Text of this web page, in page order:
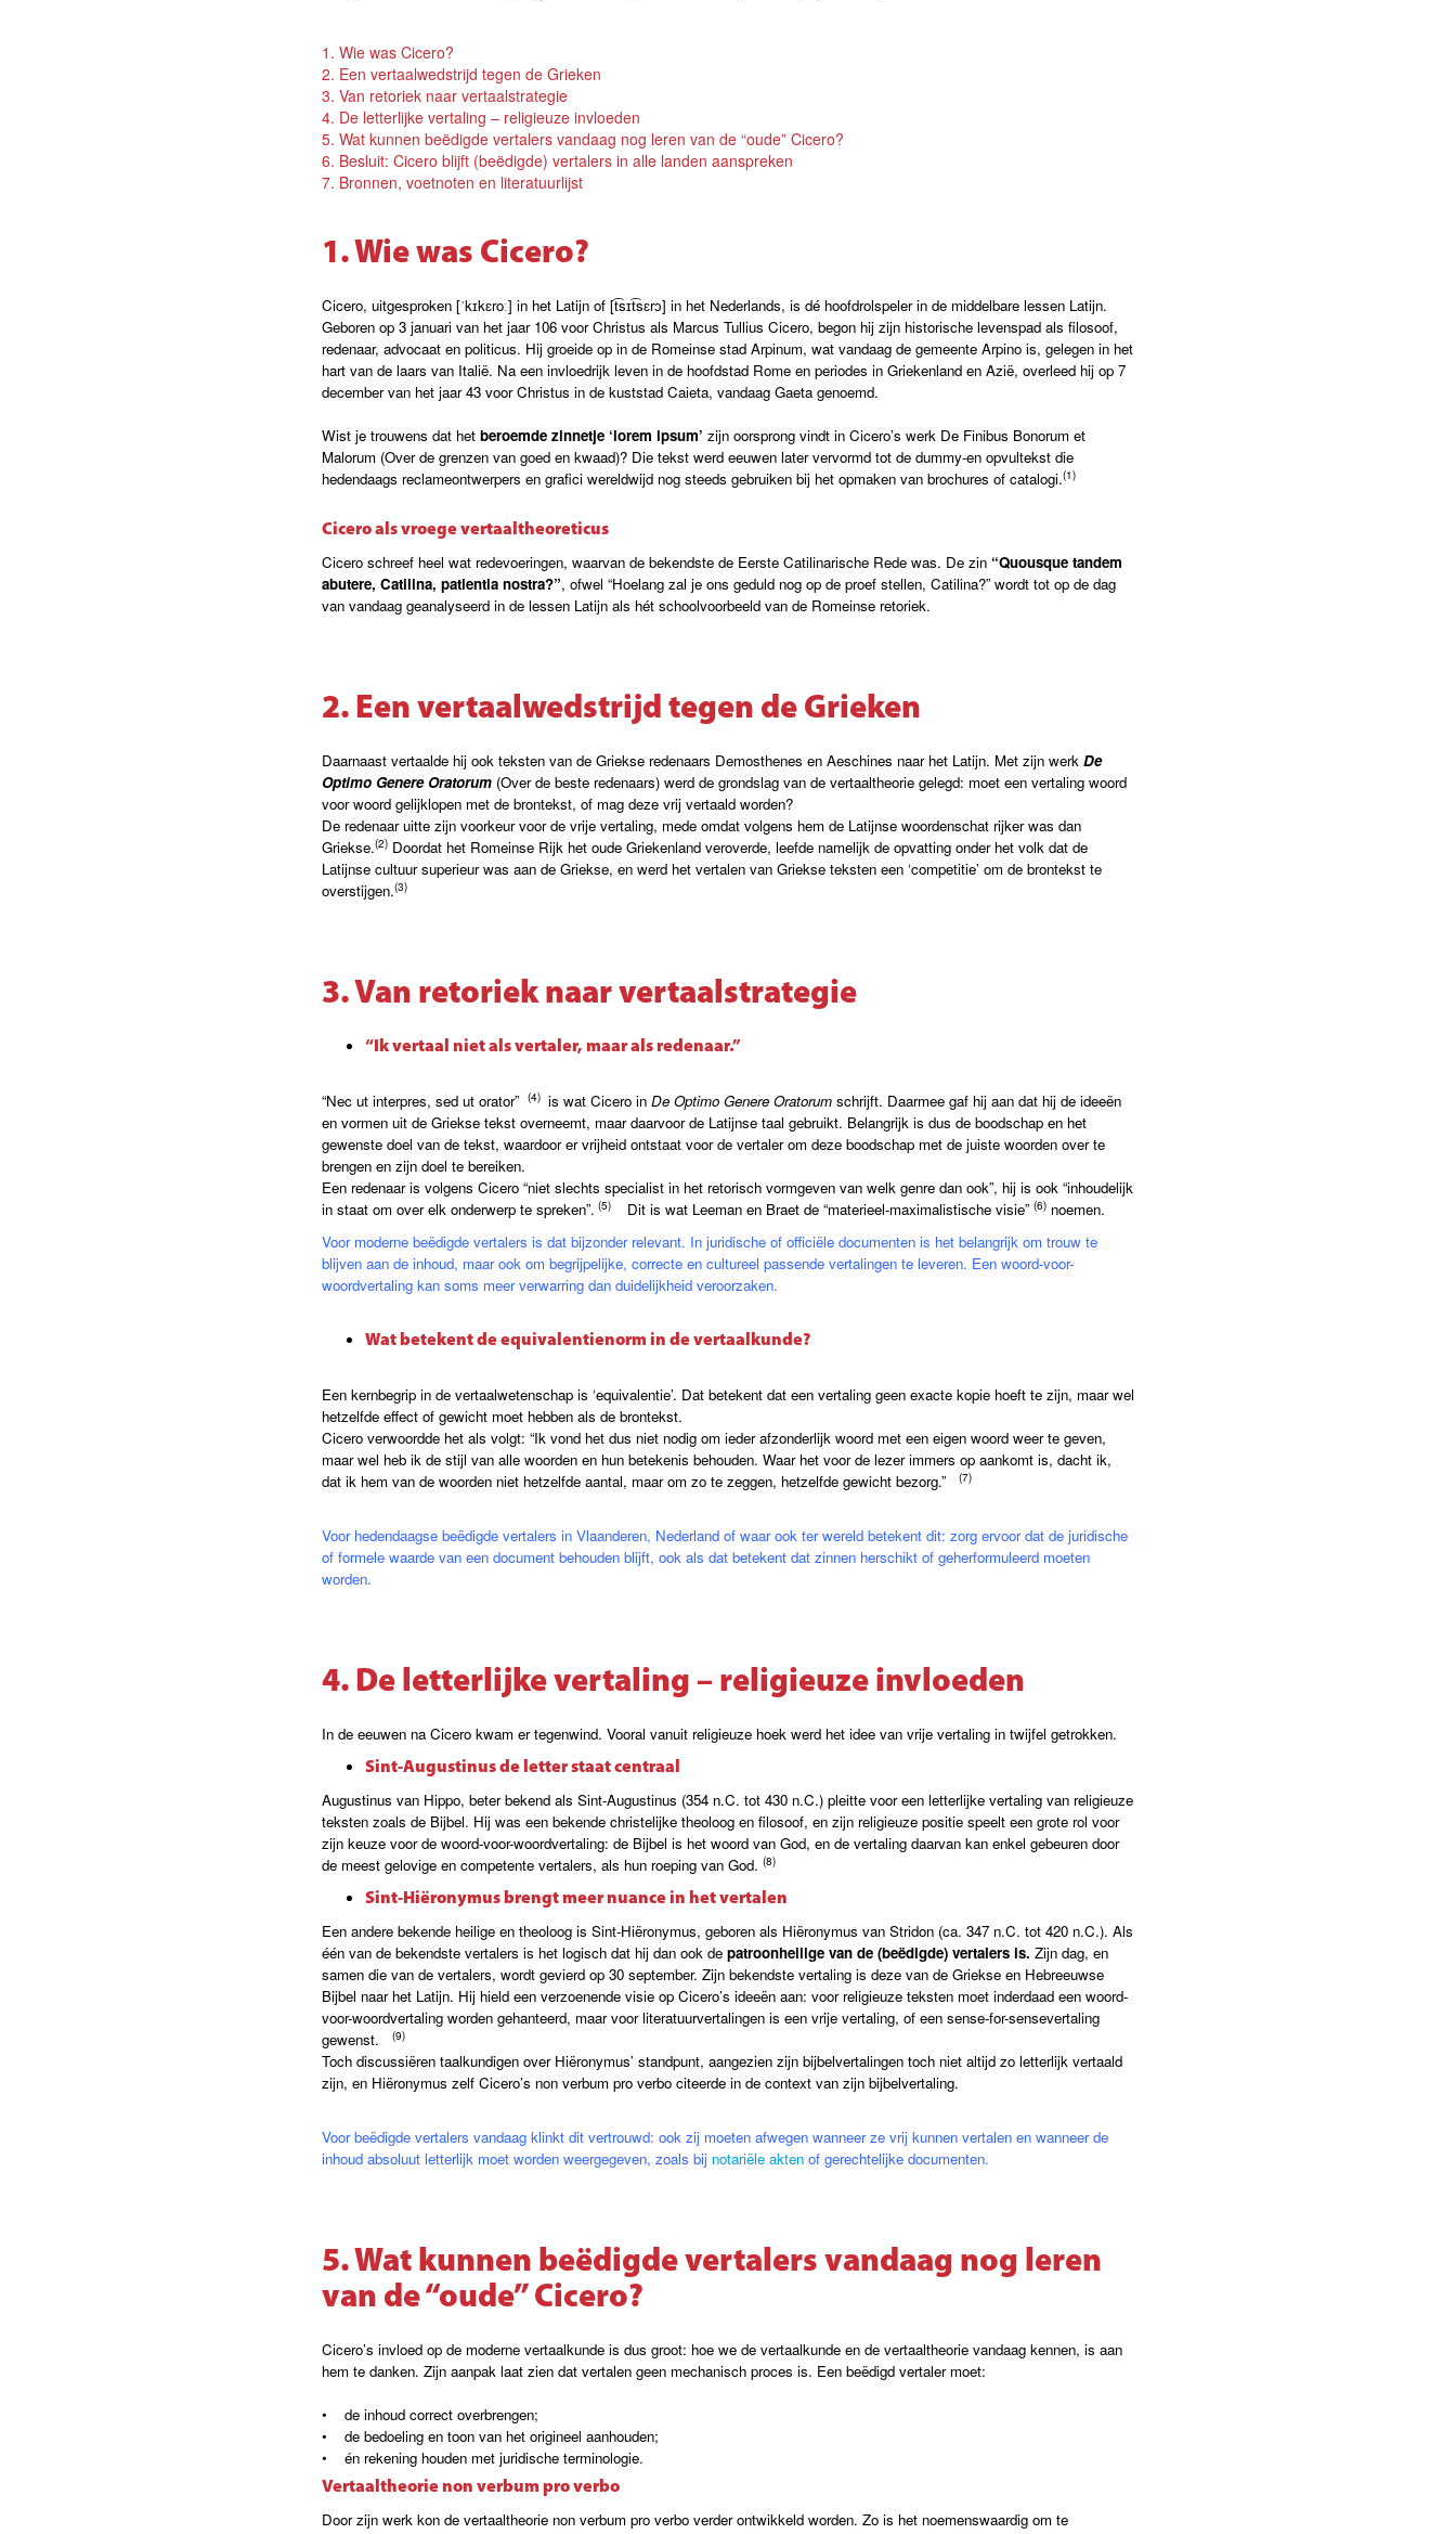
1. Wie was Cicero?
2. Een vertaalwedstrijd tegen de Grieken
3. Van retoriek naar vertaalstrategie
4. De letterlijke vertaling – religieuze invloeden
5. Wat kunnen beëdigde vertalers vandaag nog leren van de “oude” Cicero?
6. Besluit: Cicero blijft (beëdigde) vertalers in alle landen aanspreken
7. Bronnen, voetnoten en literatuurlijst
1. Wie was Cicero?
Cicero, uitgesproken [ˈkɪkɛroː] in het Latijn of [t͡sɪt͡sɛrɔ] in het Nederlands, is dé hoofdrolspeler in de middelbare lessen Latijn.
Geboren op 3 januari van het jaar 106 voor Christus als Marcus Tullius Cicero, begon hij zijn historische levenspad als filosoof,
redenaar, advocaat en politicus. Hij groeide op in de Romeinse stad Arpinum, wat vandaag de gemeente Arpino is, gelegen in het
hart van de laars van Italië. Na een invloedrijk leven in de hoofdstad Rome en periodes in Griekenland en Azië, overleed hij op 7
december van het jaar 43 voor Christus in de kuststad Caieta, vandaag Gaeta genoemd.
Wist je trouwens dat het beroemde zinnetje ‘lorem ipsum’ zijn oorsprong vindt in Cicero’s werk De Finibus Bonorum et
Malorum (Over de grenzen van goed en kwaad)? Die tekst werd eeuwen later vervormd tot de dummy-en opvultekst die
hedendaags reclameontwerpers en grafici wereldwijd nog steeds gebruiken bij het opmaken van brochures of catalogi.(1)
Cicero als vroege vertaaltheoreticus
Cicero schreef heel wat redevoeringen, waarvan de bekendste de Eerste Catilinarische Rede was. De zin “Quousque tandem
abutere, Catilina, patientia nostra?”, ofwel “Hoelang zal je ons geduld nog op de proef stellen, Catilina?” wordt tot op de dag
van vandaag geanalyseerd in de lessen Latijn als hét schoolvoorbeeld van de Romeinse retoriek.
2. Een vertaalwedstrijd tegen de Grieken
Daarnaast vertaalde hij ook teksten van de Griekse redenaars Demosthenes en Aeschines naar het Latijn. Met zijn werk De
Optimo Genere Oratorum (Over de beste redenaars) werd de grondslag van de vertaaltheorie gelegd: moet een vertaling woord
voor woord gelijklopen met de brontekst, of mag deze vrij vertaald worden?
De redenaar uitte zijn voorkeur voor de vrije vertaling, mede omdat volgens hem de Latijnse woordenschat rijker was dan
Griekse.(2) Doordat het Romeinse Rijk het oude Griekenland veroverde, leefde namelijk de opvatting onder het volk dat de
Latijnse cultuur superieur was aan de Griekse, en werd het vertalen van Griekse teksten een ‘competitie’ om de brontekst te
overstijgen.(3)
3. Van retoriek naar vertaalstrategie
“Ik vertaal niet als vertaler, maar als redenaar.”
“Nec ut interpres, sed ut orator” (4) is wat Cicero in De Optimo Genere Oratorum schrijft. Daarmee gaf hij aan dat hij de ideeën
en vormen uit de Griekse tekst overneemt, maar daarvoor de Latijnse taal gebruikt. Belangrijk is dus de boodschap en het
gewenste doel van de tekst, waardoor er vrijheid ontstaat voor de vertaler om deze boodschap met de juiste woorden over te
brengen en zijn doel te bereiken.
Een redenaar is volgens Cicero “niet slechts specialist in het retorisch vormgeven van welk genre dan ook”, hij is ook “inhoudelijk
in staat om over elk onderwerp te spreken”. (5) Dit is wat Leeman en Braet de “materieel-maximalistische visie” (6) noemen.
Voor moderne beëdigde vertalers is dat bijzonder relevant. In juridische of officiële documenten is het belangrijk om trouw te
blijven aan de inhoud, maar ook om begrijpelijke, correcte en cultureel passende vertalingen te leveren. Een woord-voor-
woordvertaling kan soms meer verwarring dan duidelijkheid veroorzaken.
Wat betekent de equivalentienorm in de vertaalkunde?
Een kernbegrip in de vertaalwetenschap is ‘equivalentie’. Dat betekent dat een vertaling geen exacte kopie hoeft te zijn, maar wel
hetzelfde effect of gewicht moet hebben als de brontekst.
Cicero verwoordde het als volgt: “Ik vond het dus niet nodig om ieder afzonderlijk woord met een eigen woord weer te geven,
maar wel heb ik de stijl van alle woorden en hun betekenis behouden. Waar het voor de lezer immers op aankomt is, dacht ik,
dat ik hem van de woorden niet hetzelfde aantal, maar om zo te zeggen, hetzelfde gewicht bezorg.”
(7)
Voor hedendaagse beëdigde vertalers in Vlaanderen, Nederland of waar ook ter wereld betekent dit: zorg ervoor dat de juridische
of formele waarde van een document behouden blijft, ook als dat betekent dat zinnen herschikt of geherformuleerd moeten
worden.
4. De letterlijke vertaling – religieuze invloeden
In de eeuwen na Cicero kwam er tegenwind. Vooral vanuit religieuze hoek werd het idee van vrije vertaling in twijfel getrokken.
Sint-Augustinus de letter staat centraal
Augustinus van Hippo, beter bekend als Sint-Augustinus (354 n.C. tot 430 n.C.) pleitte voor een letterlijke vertaling van religieuze
teksten zoals de Bijbel. Hij was een bekende christelijke theoloog en filosoof, en zijn religieuze positie speelt een grote rol voor
zijn keuze voor de woord-voor-woordvertaling: de Bijbel is het woord van God, en de vertaling daarvan kan enkel gebeuren door
de meest gelovige en competente vertalers, als hun roeping van God. (8)
Sint-Hiëronymus brengt meer nuance in het vertalen
Een andere bekende heilige en theoloog is Sint-Hiëronymus, geboren als Hiëronymus van Stridon (ca. 347 n.C. tot 420 n.C.). Als
één van de bekendste vertalers is het logisch dat hij dan ook de patroonheilige van de (beëdigde) vertalers is. Zijn dag, en
samen die van de vertalers, wordt gevierd op 30 september. Zijn bekendste vertaling is deze van de Griekse en Hebreeuwse
Bijbel naar het Latijn. Hij hield een verzoenende visie op Cicero’s ideeën aan: voor religieuze teksten moet inderdaad een woord-
voor-woordvertaling worden gehanteerd, maar voor literatuurvertalingen is een vrije vertaling, of een sense-for-sensevertaling
gewenst.
(9)
Toch discussiëren taalkundigen over Hiëronymus’ standpunt, aangezien zijn bijbelvertalingen toch niet altijd zo letterlijk vertaald
zijn, en Hiëronymus zelf Cicero’s non verbum pro verbo citeerde in de context van zijn bijbelvertaling.
Voor beëdigde vertalers vandaag klinkt dit vertrouwd: ook zij moeten afwegen wanneer ze vrij kunnen vertalen en wanneer de
inhoud absoluut letterlijk moet worden weergegeven, zoals bij notariële akten of gerechtelijke documenten.
5. Wat kunnen beëdigde vertalers vandaag nog leren
van de “oude” Cicero?
Cicero’s invloed op de moderne vertaalkunde is dus groot: hoe we de vertaalkunde en de vertaaltheorie vandaag kennen, is aan
hem te danken. Zijn aanpak laat zien dat vertalen geen mechanisch proces is. Een beëdigd vertaler moet:
• de inhoud correct overbrengen;
• de bedoeling en toon van het origineel aanhouden;
• én rekening houden met juridische terminologie.
Vertaaltheorie non verbum pro verbo
Door zijn werk kon de vertaaltheorie non verbum pro verbo verder ontwikkeld worden. Zo is het noemenswaardig om te